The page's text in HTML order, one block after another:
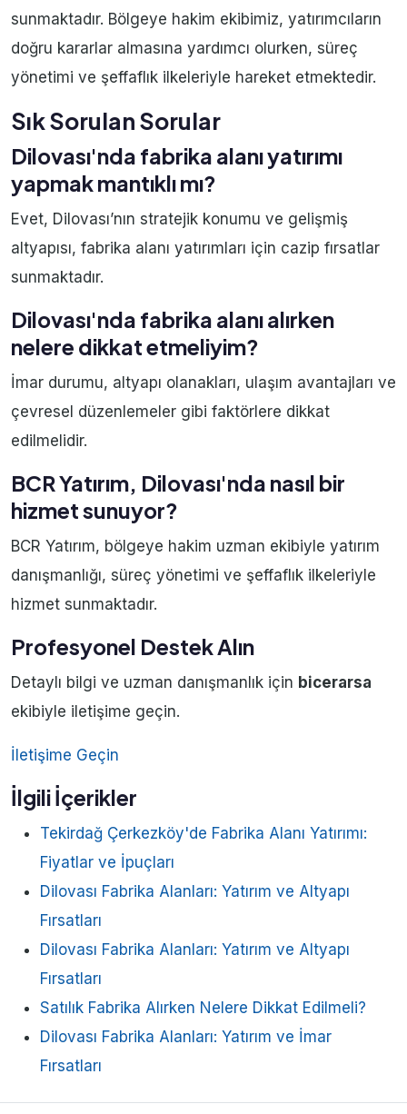
sunmaktadır. Bölgeye hakim ekibimiz, yatırımcıların
doğru kararlar almasına yardımcı olurken, süreç
yönetimi ve şeffaflık ilkeleriyle hareket etmektedir.
Sık Sorulan Sorular
Dilovası'nda fabrika alanı yatırımı
yapmak mantıklı mı?
Evet, Dilovası’nın stratejik konumu ve gelişmiş
altyapısı, fabrika alanı yatırımları için cazip fırsatlar
sunmaktadır.
Dilovası'nda fabrika alanı alırken
nelere dikkat etmeliyim?
İmar durumu, altyapı olanakları, ulaşım avantajları ve
çevresel düzenlemeler gibi faktörlere dikkat
edilmelidir.
BCR Yatırım, Dilovası'nda nasıl bir
hizmet sunuyor?
BCR Yatırım, bölgeye hakim uzman ekibiyle yatırım
danışmanlığı, süreç yönetimi ve şeffaflık ilkeleriyle
hizmet sunmaktadır.
Profesyonel Destek Alın
Detaylı bilgi ve uzman danışmanlık için bicerarsa
ekibiyle iletişime geçin.
İletişime Geçin
İlgili İçerikler
Tekirdağ Çerkezköy'de Fabrika Alanı Yatırımı:
Fiyatlar ve İpuçları
Dilovası Fabrika Alanları: Yatırım ve Altyapı
Fırsatları
Dilovası Fabrika Alanları: Yatırım ve Altyapı
Fırsatları
Satılık Fabrika Alırken Nelere Dikkat Edilmeli?
Dilovası Fabrika Alanları: Yatırım ve İmar
Fırsatları